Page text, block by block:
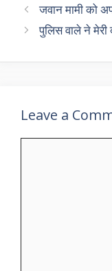
जवान मामी को
पुलिस वाले ने मेरी
Leave a